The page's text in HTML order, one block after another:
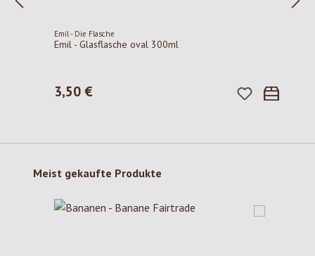
Emil - Die Flasche
Emil - Glasflasche oval 300ml
Regulärer Preis:
3,50 €
Produktgalerie überspringen
Meist gekaufte Produkte